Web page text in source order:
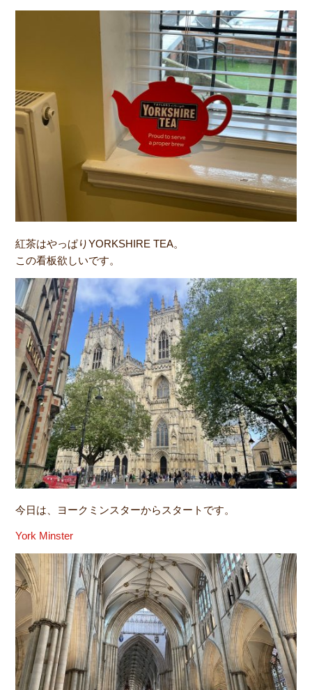
紅茶はやっぱりYORKSHIRE TEA。
この看板欲しいです。
今日は、ヨークミンスターからスタートです。
York Minster